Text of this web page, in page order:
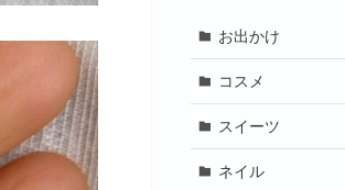
お出かけ
コスメ
スイーツ
ネイル